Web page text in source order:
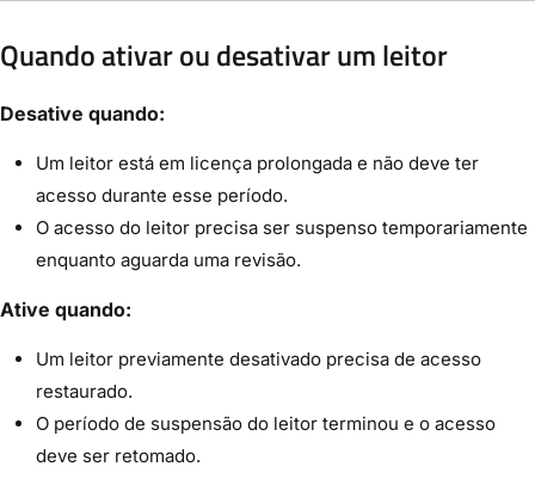
Quando ativar ou desativar um leitor
Desative quando:
Um leitor está em licença prolongada e não deve ter
acesso durante esse período.
O acesso do leitor precisa ser suspenso temporariamente
enquanto aguarda uma revisão.
Ative quando:
Um leitor previamente desativado precisa de acesso
restaurado.
O período de suspensão do leitor terminou e o acesso
deve ser retomado.